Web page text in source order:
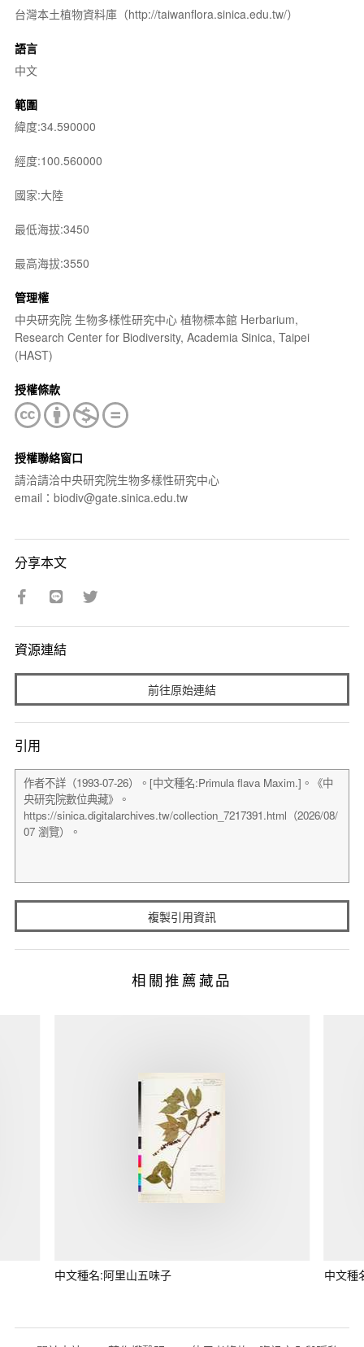
台灣本土植物資料庫（http://taiwanflora.sinica.edu.tw/）
語言
中文
範圍
緯度:34.590000
經度:100.560000
國家:大陸
最低海拔:3450
最高海拔:3550
管理權
中央研究院 生物多樣性研究中心 植物標本館 Herbarium,
Research Center for Biodiversity, Academia Sinica, Taipei
(HAST)
授權條款
授權聯絡窗口
請洽請洽中央研究院生物多樣性研究中心
email：biodiv@gate.sinica.edu.tw
分享本文
資源連結
前往原始連結
引用
複製引用資訊
相關推薦藏品
中文種名:阿里山五味子 中文種